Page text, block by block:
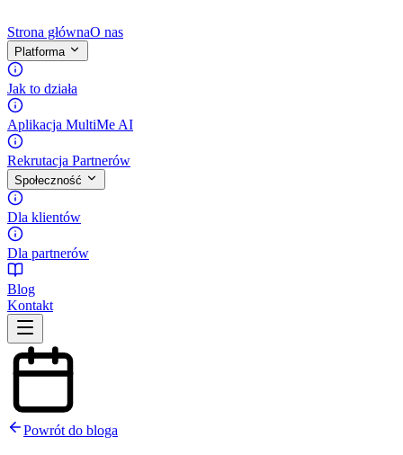
Strona głównaO nas
Platforma
Jak to działa
Aplikacja MultiMe AI
Rekrutacja Partnerów
Społeczność
Dla klientów
Dla partnerów
Blog
Kontakt
Powrót do bloga